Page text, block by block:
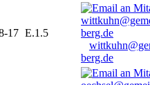
17 E.1.5
berg.de